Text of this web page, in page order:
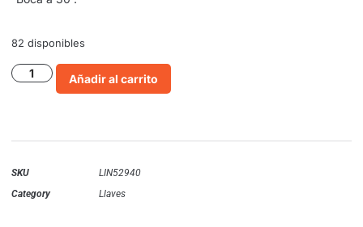
82 disponibles
Añadir al carrito
SKU
LIN52940
Category
Llaves